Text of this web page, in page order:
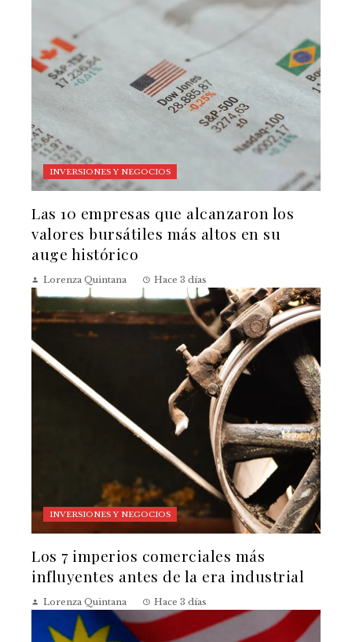
INVERSIONES Y NEGOCIOS
Las 10 empresas que alcanzaron los
valores bursátiles más altos en su
auge histórico
Lorenza Quintana Hace 3 días
INVERSIONES Y NEGOCIOS
Los 7 imperios comerciales más
influyentes antes de la era industrial
Lorenza Quintana Hace 3 días